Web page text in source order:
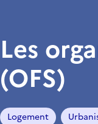
Les
(OFS)
Logement